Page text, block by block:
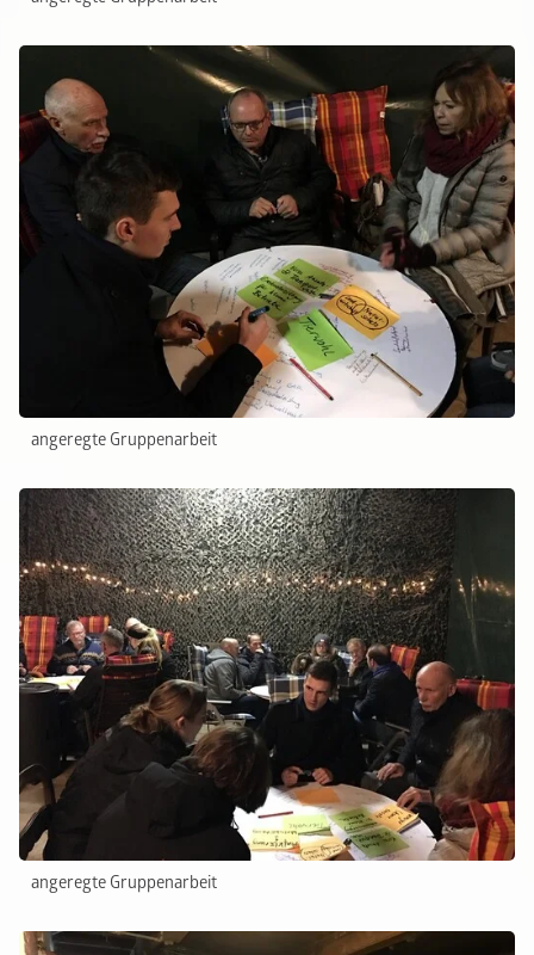
angeregte Gruppenarbeit
angeregte Gruppenarbeit